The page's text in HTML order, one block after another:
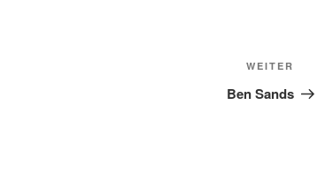
Beitrag
WEITER
Ben Sands